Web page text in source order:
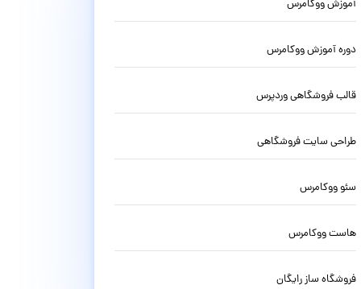
آموزش ووکامرس
دوره آموزش ووکامرس
قالب فروشگاهی وردپرس
طراحی سایت فروشگاهی
سئو ووکامرس
هاست ووکامرس
فروشگاه ساز رایگان